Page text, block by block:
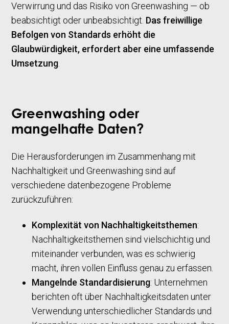
Verwirrung und das Risiko von Greenwashing — ob
beabsichtigt oder unbeabsichtigt. Das freiwillige
Befolgen von Standards erhöht die
Glaubwürdigkeit, erfordert aber eine umfassende
Umsetzung.
Greenwashing oder
mangelhafte Daten?
Die Herausforderungen im Zusammenhang mit
Nachhaltigkeit und Greenwashing sind auf
verschiedene datenbezogene Probleme
zurückzuführen:
Komplexität von Nachhaltigkeitsthemen:
Nachhaltigkeitsthemen sind vielschichtig und
miteinander verbunden, was es schwierig
macht, ihren vollen Einfluss genau zu erfassen.
Mangelnde Standardisierung: Unternehmen
berichten oft über Nachhaltigkeitsdaten unter
Verwendung unterschiedlicher Standards und